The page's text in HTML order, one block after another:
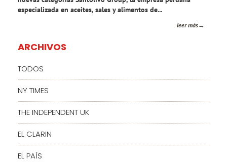
especializada en aceites, sales y alimentos de...
leer más
ARCHIVOS
TODOS
NY TIMES
THE INDEPENDENT UK
EL CLARIN
EL PAÍS